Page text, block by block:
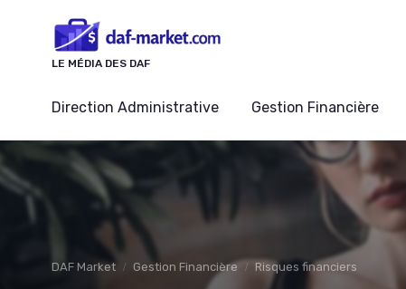
LE MÉDIA DES DAF
Direction Administrative Gestion Financière
DAF Market Gestion Financière Risques financiers